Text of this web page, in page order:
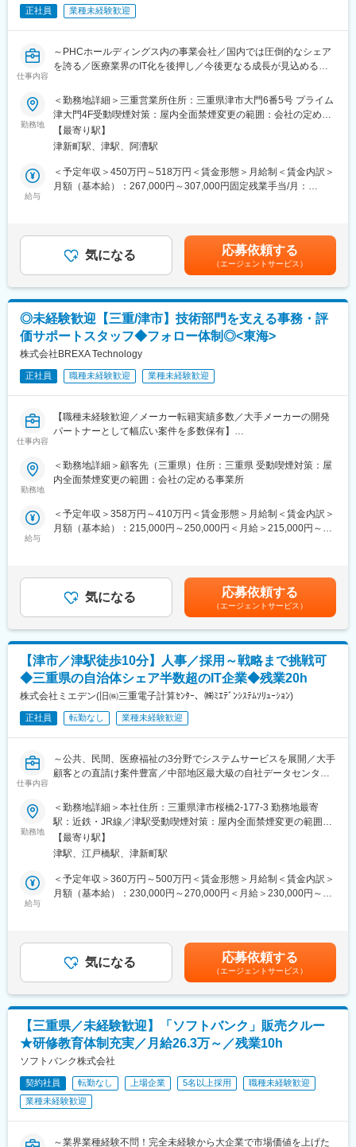
早い方で、契約社員入社から約1年でリージョナル社員（正社員）
に登用される方もいます。
登用、昇格に必要となるスキルアップ研修や資格取得支援制度も
充実しています。
ようサポートします。
当社のエンジニアがチームでプロジェクトに参画する「チーム配
属」体制を強化。緊密なコミュニケーションで業務の効率化を図
■テクノプロ・デザイン社について：
当社は年間売上が1,600億円を超える国内最大の技術ソリューショ
ン企業・テクノプログループを牽引する中核企業です。テクノプ
ロ・デザイン社では7,500名を超えるエンジニアが上場企業を中心
正社員 業種未経験歓迎
仕事内容
～PHCホールディングス内の事業会社／国内では圧倒的なシェア
を誇る／医療業界のIT化を後押し／今後更なる成長が見込める業
■概要：
クリニック開業支援や、電子カルテ・電子薬歴導入を行う当社に
て、開業医、調剤薬局（顧客の属性：医者・薬剤師）に向けた、
医療システムや周辺機器等の営業をお任せします。
■業務詳細：
み営業などはありません。顧客の課題のヒアリング、ご提案から
導入までを担当し、アフターフォローは別職種の担当が行いま
行機、電子薬歴システム、保険薬局用コンピュータ、患者情報共
有システム
・顧客：開業医、調剤薬局（顧客の属性：医者・薬剤師）※40～
50社を担当
・価格帯：平均200～300万円
■仕事の流れ：
出社→事務作業（先生への資料用意）→営業特約店から情報収集
→調剤薬局・クリニックへの訪問（先生のお昼休み・診察が終わ
ったあと）
■やりがい：
医療機器やMRと異なり、ドクターが知らない電子カルテ、レセプ
す。医療業界に特化したソリューションを提供する営業のため、
感謝されることが多く、覚えることはたくさんありますが、やり
・研修（1週間程度／業界研究・製品研究）を実施します。また、
2～3カ月程度、先輩営業マンに同席して業務を学びます。予算設
定は、2～1カ月過ぎたころに行います。
を揃え、社員それぞれのキャリア・スキルに合わせた成長・スキ
ルアップを、会社として全面的にバックアップしています。
変更の範囲：会社の定める業務
勤務地
＜勤務地詳細＞三重営業所住所：三重県津市大門6番5号 プライム
津大門4F受動喫煙対策：屋内全面禁煙変更の範囲：会社の定める
事業所（リモートワーク含む）
【最寄り駅】
津新町駅、津駅、阿漕駅
給与
＜予定年収＞450万円～518万円＜賃金形態＞月給制＜賃金内訳＞
月額（基本給）：267,000円～307,000円固定残業手当/月：
与：年1回（7月）・昇給：ミッショングレード制度による変更あ
り賃金はあくまでも目安の金額であり、選考を通じて上下する可
能性があります。月給(月額)は固定手当を含めた表記です。
気になる 応募依頼する
（エージェントサービス）
◎未経験歓迎【三重/津市】技術部門を支える事務・評
価サポートスタッフ◆フォロー体制◎<東海>
株式会社BREXA Technology
正社員 職種未経験歓迎 業種未経験歓迎
仕事内容
【職種未経験歓迎／メーカー転籍実績多数／大手メーカーの開発
パートナーとして幅広い案件を多数保有】
■業務概要
自動車用電装部品メーカーで、技術部門での事務作業や製品評価
■業務詳細
技術者のサポート役として、書類作成やデータ入力、製品評価補
タ入力を行います。正確な情報管理を通じて、技術部門の業務を
支えます。
◇図面管理・資産管理
設計図面や社内資産の管理業務を担当します。必要な情報を整理
し、スムーズに活用できる環境づくりを行います。
◇各種社内申請・依頼書作成
社内手続きに必要な申請書や依頼書の作成を行います。関係部署
との連携を取りながら、業務が円滑に進むようサポートします。
◇評価用製品の寸法測定
ノギスなどの測定器を使用し、評価用製品の寸法測定を行いま
製品の仕分けや選別作業などを行います。細かな確認作業が多
く、丁寧な作業が求められます。
業務で必要な備品や資材の購入手続き、納品物の確認作業を担当
します。円滑な業務運営を支える重要なポジションです。
◇請求書・領収書・伝票処理
請求書や領収書の管理、各種伝票処理を行います。事務処理の経
験を活かしながら正確な業務遂行を目指します。
■充実した教育・フォロー体制あり
◇キャリアサポート制度…定期的にカジュアル形式な面談を行う
ことでストレスレベルを把握するとともに必要に応じて関連部署
った内容を可視化し、ご自身のスキルをいつでも見れる」体制を
構築しています。
■職場環境・魅力
・平均残業時間：20時間程度
・別途、賞与年2回、各種手当（家族、赴任等）が支給
・充実の福利厚生
資格取得支援・手当あり、寮・社宅・住宅手当あり、U・Iターン
支援など
勤務地
＜勤務地詳細＞顧客先（三重県）住所：三重県 受動喫煙対策：屋
内全面禁煙変更の範囲：会社の定める事業所
給与
＜予定年収＞358万円～410万円＜賃金形態＞月給制＜賃金内訳＞
月額（基本給）：215,000円～250,000円＜月給＞215,000円～
て上下する可能性があります。月給(月額)は固定手当を含めた表記
です。 気になる 応募依頼する
（エージェントサービス）
【津市／津駅徒歩10分】人事／採用～戦略まで挑戦可
◆三重県の自治体シェア半数超のIT企業◆残業20h
株式会社ミエデン(旧㈱三重電子計算ｾﾝﾀｰ、㈱ﾐｴﾃﾞﾝｼｽﾃﾑｿﾘｭｰｼｮﾝ)
正社員 転勤なし 業種未経験歓迎
仕事内容
～公共、民間、医療福祉の3分野でシステムサービスを展開／大手
顧客との直請け案件豊富／中部地区最大級の自社データセンター
■業務内容
あなたの経験やスキルに合わせて業務をお任せします。まずは採
用・教育研修業務からスタートし、徐々に仕事の幅を広げていた
だきます。
＜採用業務＞
＜教育研修業務＞
＜ゆくゆくお任せする業務＞
ご本人の希望や適性に応じて、労務管理（勤怠管理、給与計
算）、人事戦略の策定、組織開発など、より専門的で幅広い人事
業務に携わることも可能です。「採用のスペシャリスト」を目指
すもよし、「人事のゼネラリスト」を目指すもよし。理想のキャ
リアを実現できる環境です。
勤務地
＜勤務地詳細＞本社住所：三重県津市桜橋2-177-3 勤務地最寄
駅：近鉄・JR線／津駅受動喫煙対策：屋内全面禁煙変更の範囲：
会社の定める事業所
【最寄り駅】
津駅、江戸橋駅、津新町駅
給与
＜予定年収＞360万円～500万円＜賃金形態＞月給制＜賃金内訳＞
月額（基本給）：230,000円～270,000円＜月給＞230,000円～
あります。月給(月額)は固定手当を含めた表記です。
気になる 応募依頼する
（エージェントサービス）
【三重県／未経験歓迎】「ソフトバンク」販売クルー
★研修教育体制充実／月給26.3万～／残業10h
ソフトバンク株式会社
契約社員 転勤なし 上場企業 5名以上採用
職種未経験歓迎
業種未経験歓迎
～業界業種経験不問！完全未経験から大企業で市場価値を上げた